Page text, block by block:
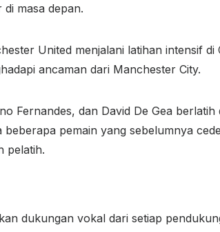
masa depan.
United menjalani latihan intensif
ancaman dari Manchester City.
Fernandes, dan David De Gea berlatih
pemain yang sebelumnya
pelatih.
dukungan vokal dari setiap